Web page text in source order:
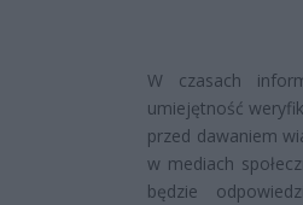
W czasach
umiejętność
przed dawaniem
w mediach
będzie